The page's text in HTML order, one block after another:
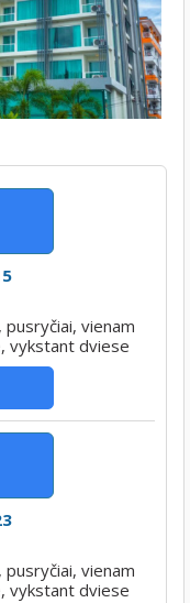
pusryčiai, vienam
vykstant dviese
pusryčiai, vienam
vykstant dviese